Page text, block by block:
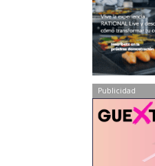
Publicidad